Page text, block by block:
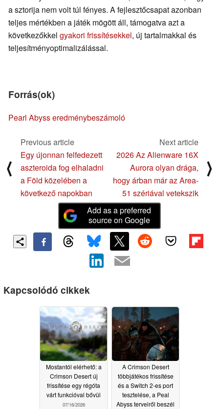
a sztorija nem volt túl fényes. A fejlesztőcsapat azonban
teljes mértékben a játék mögött áll, támogatva azt a
következőkkel gyakori frissítésekkel, új tartalmakkal és
teljesítményoptimalizálással.
Forrás(ok)
Pearl Abyss eredménybeszámoló
⟨
Previous article
Egy újonnan felfedezett
aszteroida fog elhaladni
a Föld közelében a
következő napokban
Next article
2026 Az Alienware 16X
Aurora olyan drága,
hogy árban már az Area-
51 szériával vetekszik
⟩
Add as a preferred
source on Google
Kapcsolódó cikkek
Mostantól elérhető: a
Crimson Desert új
frissítése egy régóta
várt funkcióval bővül
07/16/2026
A Crimson Desert
többjátékos frissítése
és a Switch 2-es port
tesztelése, a Peal
Abyss terveiről beszél